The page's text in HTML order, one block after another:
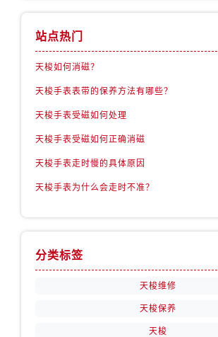
站点热门
天梭如何消磁？
天梭手表表带的保养方法有哪些？
天梭手表受磁如何处理
天梭手表受磁如何正确消磁
天梭手表走时慢的具体原因
天梭手表为什么会走时不准？
分类标签
天梭维修
天梭保养
天梭